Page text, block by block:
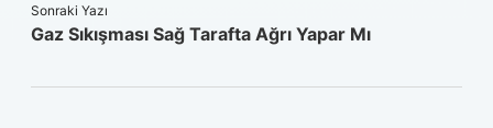
Sonraki Yazı
Gaz Sıkışması Sağ Tarafta Ağrı Yapar Mı